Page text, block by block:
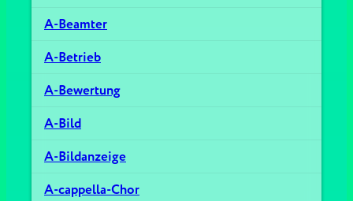
A-Beamter
A-Betrieb
A-Bewertung
A-Bild
A-Bildanzeige
A-cappella-Chor